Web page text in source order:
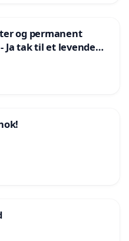
og permanent
Ja tak til et levende